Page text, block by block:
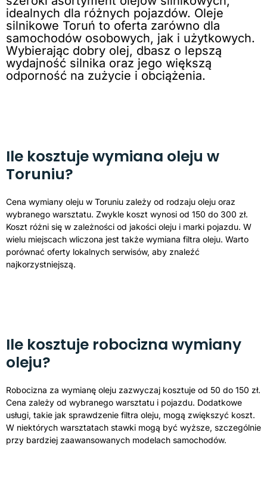
idealnych dla różnych pojazdów. Oleje
silnikowe Toruń to oferta zarówno dla
samochodów osobowych, jak i użytkowych.
Wybierając dobry olej, dbasz o lepszą
wydajność silnika oraz jego większą
odporność na zużycie i obciążenia.
Ile kosztuje wymiana oleju w
Toruniu?
Cena wymiany oleju w Toruniu zależy od rodzaju oleju oraz
wybranego warsztatu. Zwykle koszt wynosi od 150 do 300 zł.
Koszt różni się w zależności od jakości oleju i marki pojazdu. W
wielu miejscach wliczona jest także wymiana filtra oleju. Warto
porównać oferty lokalnych serwisów, aby znaleźć
najkorzystniejszą.
Ile kosztuje robocizna wymiany
oleju?
Robocizna za wymianę oleju zazwyczaj kosztuje od 50 do 150 zł.
Cena zależy od wybranego warsztatu i pojazdu. Dodatkowe
usługi, takie jak sprawdzenie filtra oleju, mogą zwiększyć koszt.
W niektórych warsztatach stawki mogą być wyższe, szczególnie
przy bardziej zaawansowanych modelach samochodów.